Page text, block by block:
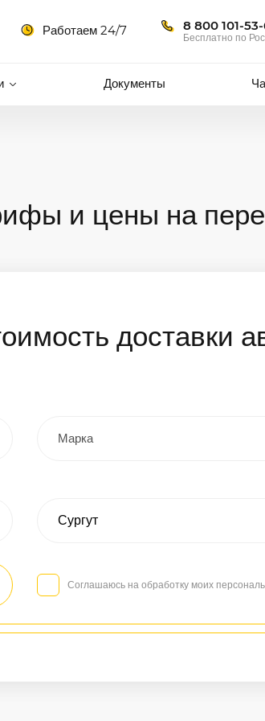
Работаем 24/7 8 800 101-
Бесплатно по
Документы
и цены на
доставки
Соглашаюсь на обработку моих